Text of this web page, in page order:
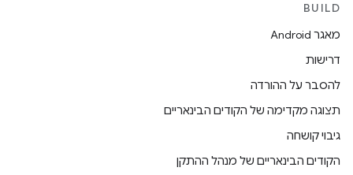
BUILD
מאגר Android
דרישות
להסבר על ההורדה
תצוגה מקדימה של הקודים הבינאריים
גיבוי קושחה
הקודים הבינאריים של מנהל ההתקן